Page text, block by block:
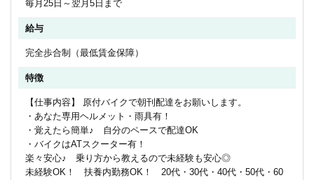
毎月25日～翌月5日まで
給与
完全歩合制（最低賃金保障）
特徴
【仕事内容】 原付バイクで朝刊配達をお願いします。
・あなた専用ヘルメット・雨具有！
・覚えたら簡単♪ 自分のペースで配達OK
・バイクはATスクーター有！
楽々安心♪ 乗り方から教えるので未経験も安心◎
未経験OK！ 扶養内勤務OK！ 20代・30代・40代・50代・60